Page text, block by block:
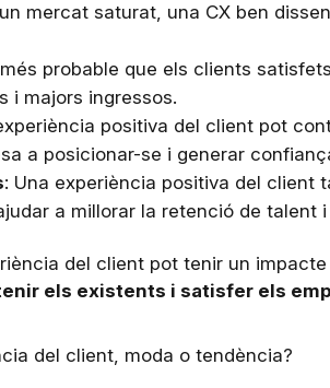
mercat saturat, una CX ben
més probable que els clients
i majors ingressos.
positiva del client pot
a posicionar-se i generar
: Una experiència positiva del client
a millorar la retenció de talent
del client pot tenir un
els existents i satisfer els
del client, moda o tendència?